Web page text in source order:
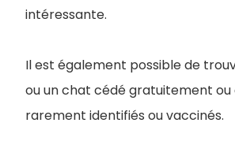
intéressante.
Il est également possible de
ou un chat cédé gratuitement
rarement identifiés ou vaccinés.